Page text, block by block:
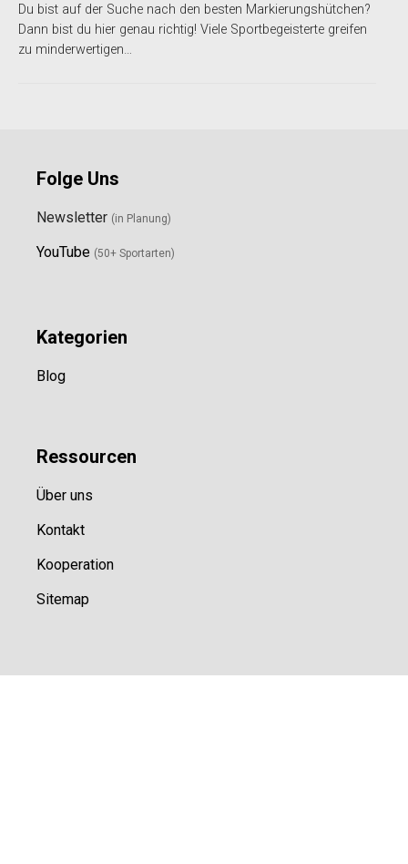
Du bist auf der Suche nach den besten Markierungshütchen?
Dann bist du hier genau richtig! Viele Sportbegeisterte greifen
zu minderwertigen…
Folge Uns
Newsletter (in Planung)
YouTube (50+ Sportarten)
Kategorien
Blog
Ressourcen
Über uns
Kontakt
Kooperation
Sitemap